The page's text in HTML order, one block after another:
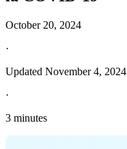
October 20, 2024
·
Updated November 4, 2024
·
3 minutes